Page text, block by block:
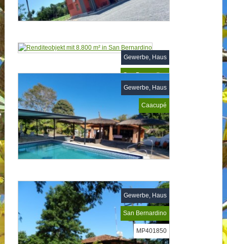
Gewerbe, Haus
San Bernardino
MP650672
Gewerbe, Haus
Caacupé
Gewerbe, Haus
San Bernardino
MP401850